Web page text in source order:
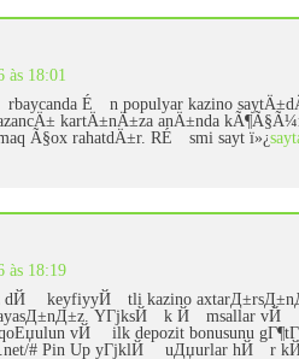
às 18:01
É™n populyar kazino
kartÄ±nÄ±za anÄ±nda
Ã§ox rahatdÄ±r. RÉ™smi sayt ï»¿
às 18:19
dЙ™ keyfiyyЙ™tli kazino
YГјksЙ™k Й™msallar vЙ™
vЙ™ ilk depozit bonusunu
# Pin Up yГјklЙ™ uДџurlar hЙ™r